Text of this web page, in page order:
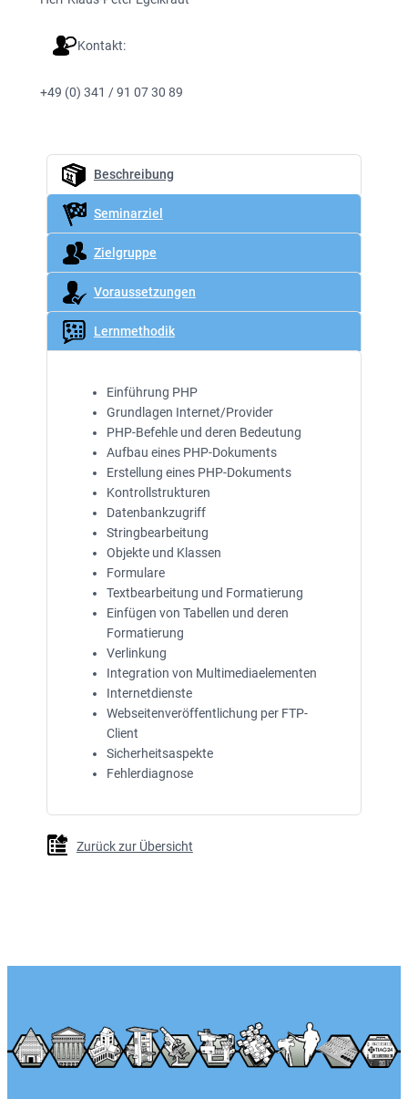
Kontakt:
+49 (0) 341 / 91 07 30 89
Beschreibung
Seminarziel
Zielgruppe
Voraussetzungen
Lernmethodik
Einführung PHP
Grundlagen Internet/Provider
PHP-Befehle und deren Bedeutung
Aufbau eines PHP-Dokuments
Erstellung eines PHP-Dokuments
Kontrollstrukturen
Datenbankzugriff
Stringbearbeitung
Objekte und Klassen
Formulare
Textbearbeitung und Formatierung
Einfügen von Tabellen und deren
Formatierung
Verlinkung
Integration von Multimediaelementen
Internetdienste
Webseitenveröffentlichung per FTP-
Client
Sicherheitsaspekte
Fehlerdiagnose
Zurück zur Übersicht